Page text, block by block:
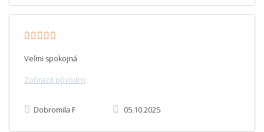
Veľmi spokojná
Zobraziť pôvodný
Dobromila F 05.10.2025